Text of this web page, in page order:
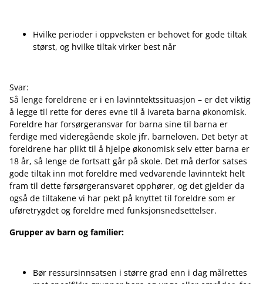
Hvilke perioder i oppveksten er behovet for gode tiltak
størst, og hvilke tiltak virker best når
Svar:
Så lenge foreldrene er i en lavinntektssituasjon – er det viktig
å legge til rette for deres evne til å ivareta barna økonomisk.
Foreldre har forsørgeransvar for barna sine til barna er
ferdige med videregående skole jfr. barneloven. Det betyr at
foreldrene har plikt til å hjelpe økonomisk selv etter barna er
18 år, så lenge de fortsatt går på skole. Det må derfor satses
gode tiltak inn mot foreldre med vedvarende lavinntekt helt
fram til dette førsørgeransvaret opphører, og det gjelder da
også de tiltakene vi har pekt på knyttet til foreldre som er
uføretrygdet og foreldre med funksjonsnedsettelser.
Grupper av barn og familier:
Bør ressursinnsatsen i større grad enn i dag målrettes